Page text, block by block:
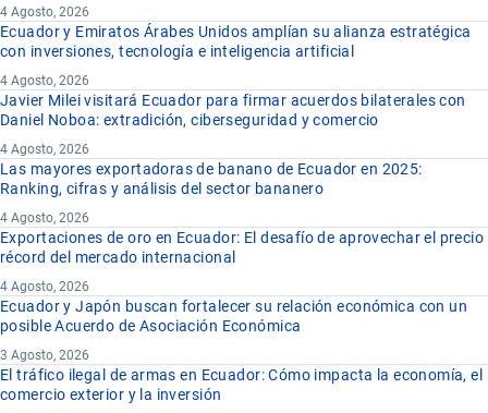
4 Agosto, 2026
Ecuador y Emiratos Árabes Unidos amplían su alianza estratégica
con inversiones, tecnología e inteligencia artificial
4 Agosto, 2026
Javier Milei visitará Ecuador para firmar acuerdos bilaterales con
Daniel Noboa: extradición, ciberseguridad y comercio
4 Agosto, 2026
Las mayores exportadoras de banano de Ecuador en 2025:
Ranking, cifras y análisis del sector bananero
4 Agosto, 2026
Exportaciones de oro en Ecuador: El desafío de aprovechar el precio
récord del mercado internacional
4 Agosto, 2026
Ecuador y Japón buscan fortalecer su relación económica con un
posible Acuerdo de Asociación Económica
3 Agosto, 2026
El tráfico ilegal de armas en Ecuador: Cómo impacta la economía, el
comercio exterior y la inversión